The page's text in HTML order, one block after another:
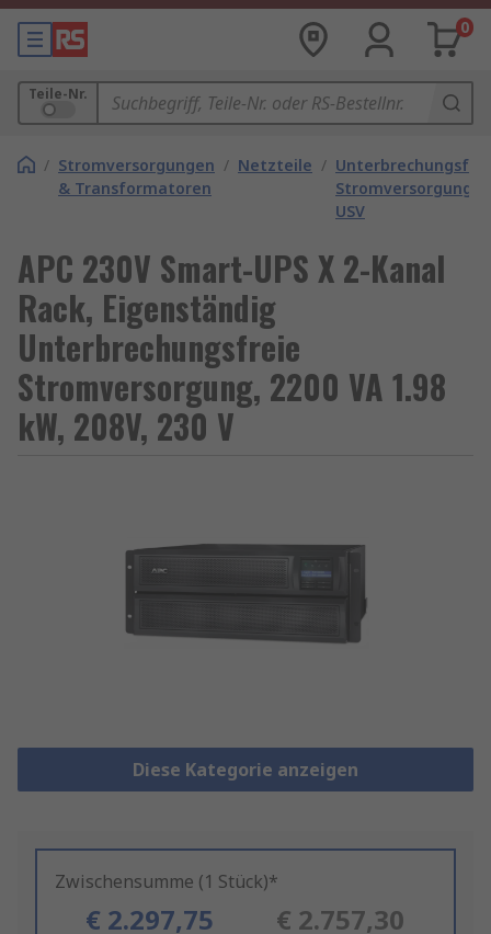
0
Teile-Nr.
/ Stromversorgungen
& Transformatoren
/ Netzteile /
Stromversorgungen
USV
APC 230V Smart-UPS X 2-Kanal
Rack, Eigenständig
Unterbrechungsfreie
Stromversorgung, 2200 VA 1.98
kW, 208V, 230 V
Diese Kategorie anzeigen
Zwischensumme (1 Stück)*
€ 2.297,75 € 2.757,30